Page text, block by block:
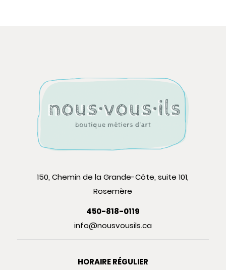
150, Chemin de la Grande-Côte, suite 101,
Rosemère
450-818-0119
info@nousvousils.ca
HORAIRE RÉGULIER